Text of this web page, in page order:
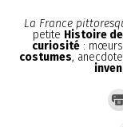
La France
petite Histoire
curiosité :
costumes,